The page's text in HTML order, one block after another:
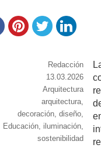
https://
Redacción
Publicado
el
13.03.2026
Categorías
Arquitectura
Etiquetas
arquitectura,
decoración,diseño,
Educación, iluminación,
sostenibilidad